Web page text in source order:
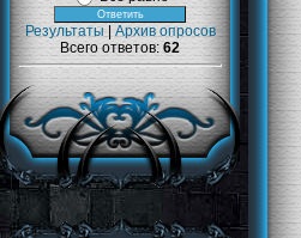
Результаты
Архив опросов
Всего ответов: 62